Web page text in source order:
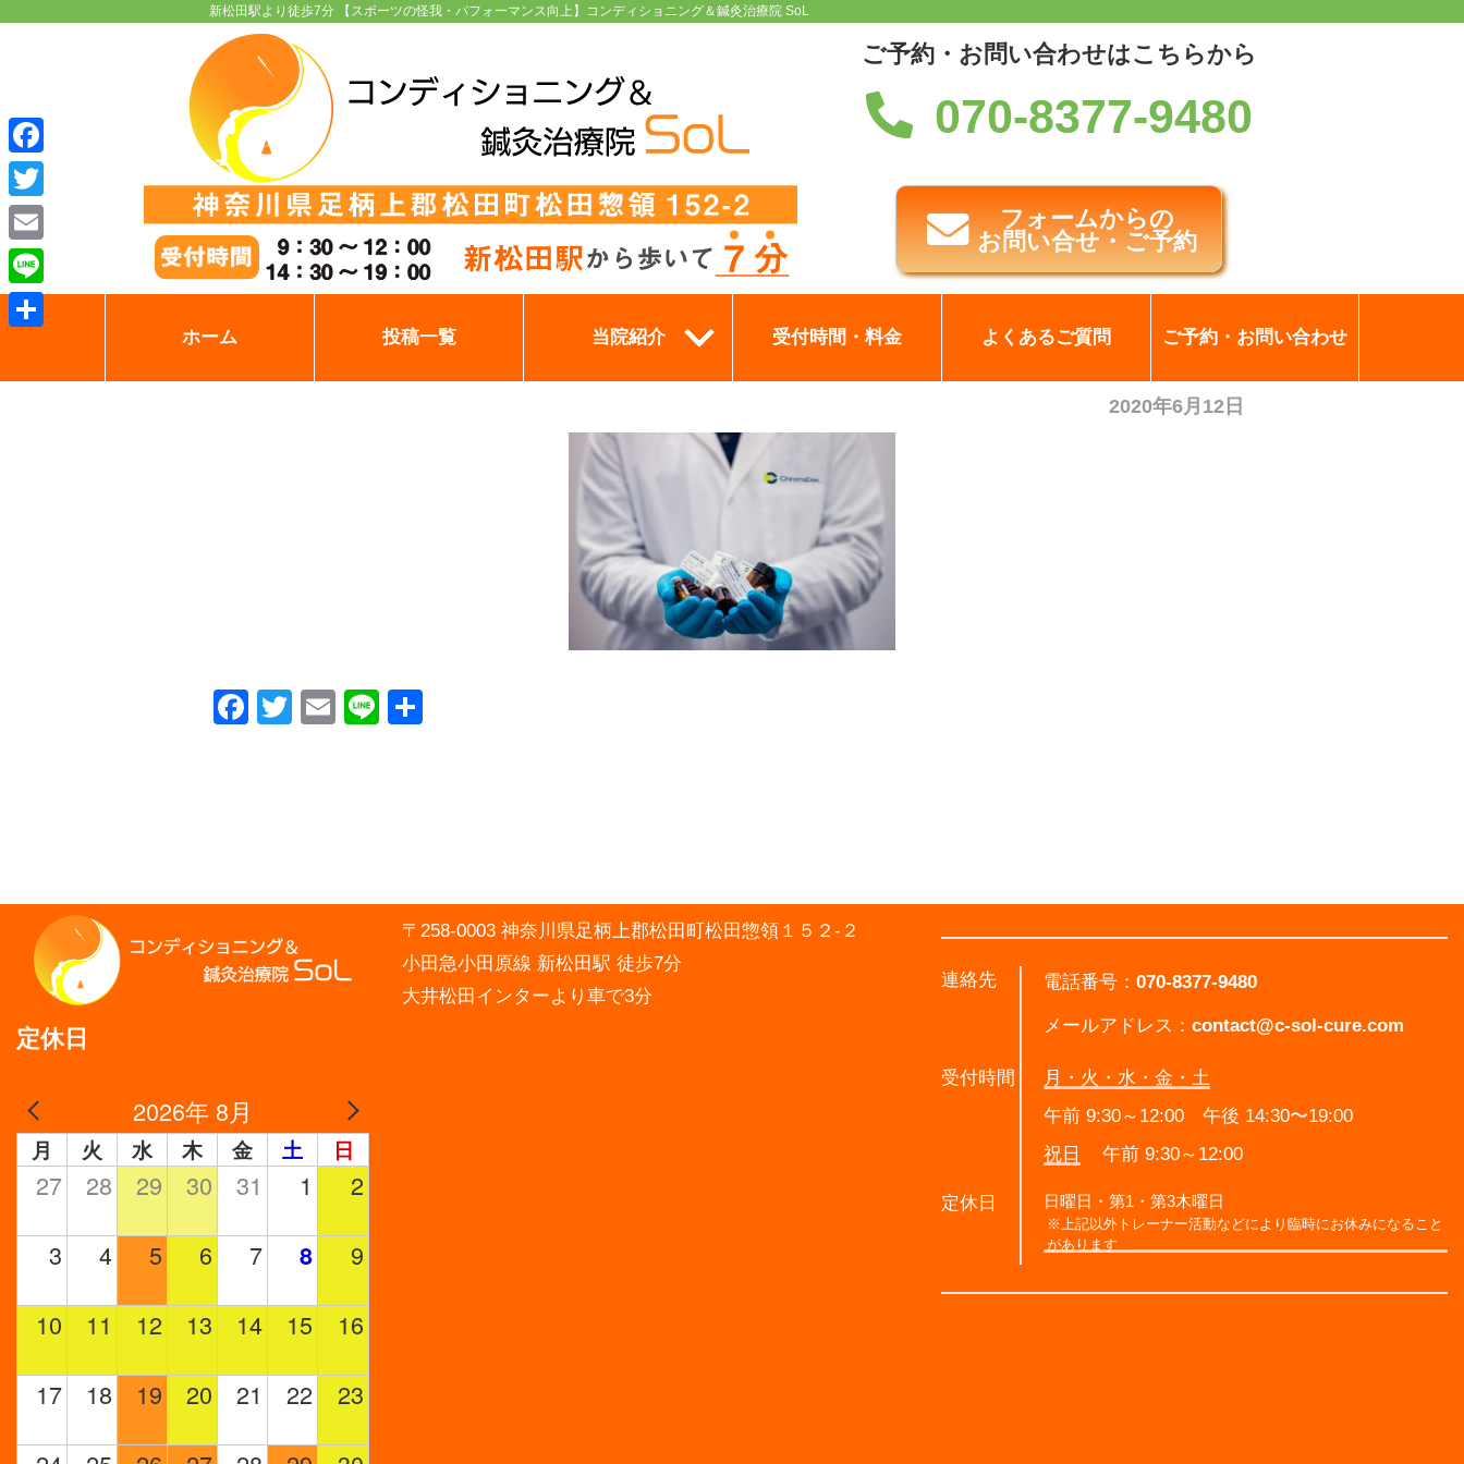
新松田駅より徒歩7分 【スポーツの怪我・パフォーマンス向上】コンディショニング＆鍼灸治療院 SoL
ご予約・お問い合わせはこちらから
070-8377-9480
フォームからの
お問い合せ・ご予約
ホーム 投稿一覧 当院紹介 受付時間・料金 よくあるご質問 ご予約・お問い合わせ
2020年6月12日
Facebook
Twitter
EmailLine
定休日
2026年 8月
月 火 水 木 金 土 日
27 28 29 30 31 1 2
3 4 5 6 7 8 9
10 11 12 13 14 15 16
17 18 19 20 21 22 23
〒258-0003 神奈川県足柄上郡松田町松田惣領１５２-２
小田急小田原線 新松田駅 徒歩7分
大井松田インターより車で3分
連絡先 電話番号：070-8377-9480
メールアドレス：contact@c-sol-cure.com
受付時間
月・火・水・金・土
午前 9:30～12:00 午後 14:30〜19:00
祝日
午前 9:30～12:00
定休日 日曜日・第1・第3木曜日
※上記以外トレーナー活動などにより臨時にお休みになること
があります
Facebook
Twitter
Email
Line
有